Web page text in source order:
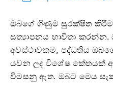
ඔබගේ ගිණුම සුරක්ෂිත කිරීම
සත්‍යාපනය භාවිතා කරන්න.
අවස්ථාවකම, පද්ධතිය
යවන ලද විශේෂ කේතයක්
විමසනු ඇත. ඔබට මෙය